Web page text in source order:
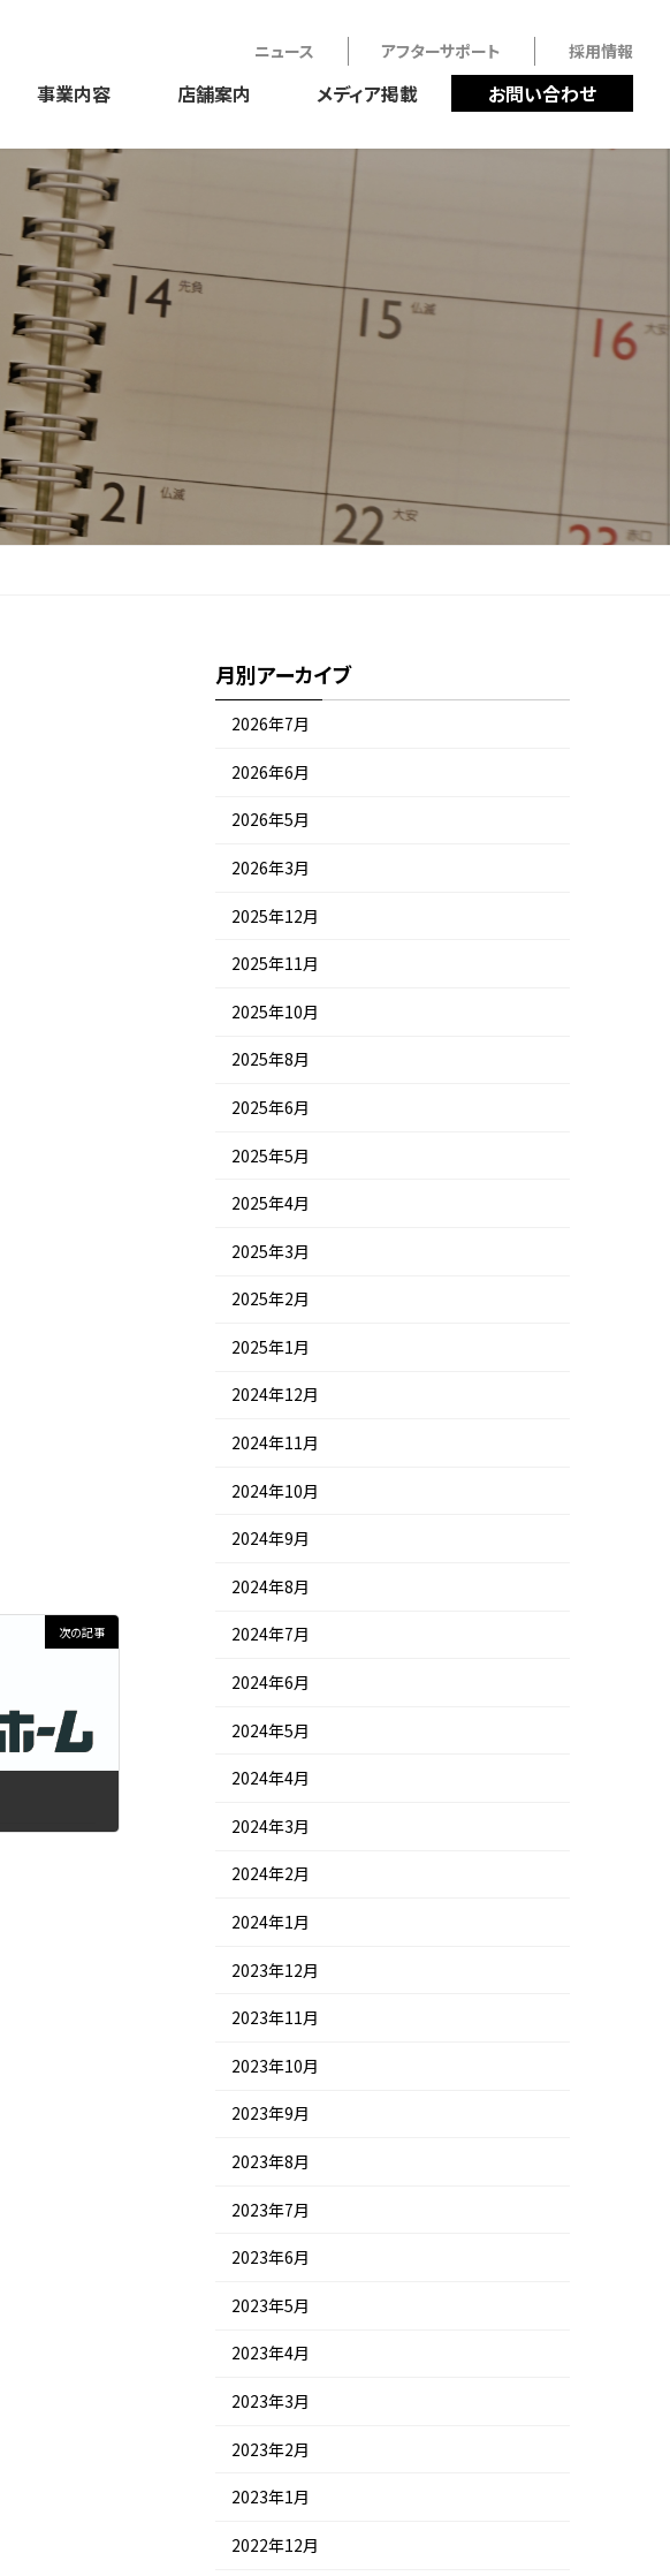
ニュース アフターサポート 採用情報
事業内容 店舗案内 メディア掲載 お問い合わせ
次の記事
月別アーカイブ
2026年7月
2026年6月
2026年5月
2026年3月
2025年12月
2025年11月
2025年10月
2025年8月
2025年6月
2025年5月
2025年4月
2025年3月
2025年2月
2025年1月
2024年12月
2024年11月
2024年10月
2024年9月
2024年8月
2024年7月
2024年6月
2024年5月
2024年4月
2024年3月
2024年2月
2024年1月
2023年12月
2023年11月
2023年10月
2023年9月
2023年8月
2023年7月
2023年6月
2023年5月
2023年4月
2023年3月
2023年2月
2023年1月
2022年12月